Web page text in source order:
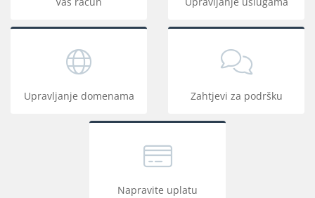
Upravljanje domenama Zahtjevi za podršku
Napravite uplatu